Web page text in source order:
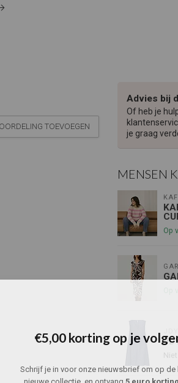
TOEVOEGEN
Advies bij
Of heb je
je graag
MENSEN
Op
€5,00 korting op je
Schrijf je in voor onze nieuwsbrief om op